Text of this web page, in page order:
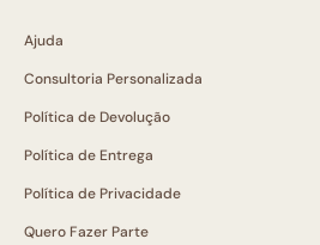
Ajuda
Consultoria Personalizada
Política de Devolução
Política de Entrega
Política de Privacidade
Quero Fazer Parte